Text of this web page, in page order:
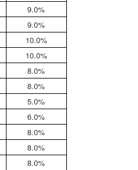
9.0%
9.0%
10.0%
10.0%
8.0%
8.0%
5.0%
6.0%
8.0%
8.0%
8.0%